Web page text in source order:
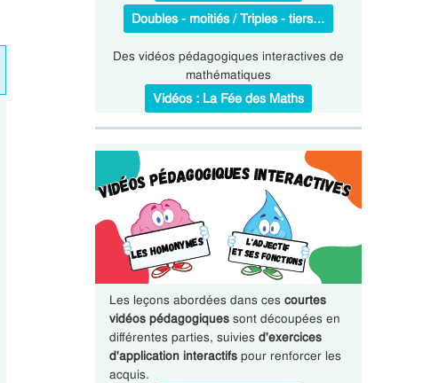
Doubles - moitiés / Triples - tiers…
Des vidéos pédagogiques interactives de
mathématiques
Vidéos : La Fée des Maths
Les leçons abordées dans ces courtes
vidéos pédagogiquessont découpées en
différentes parties, suivies d'exercices
d'application interactifspour renforcer les
acquis.